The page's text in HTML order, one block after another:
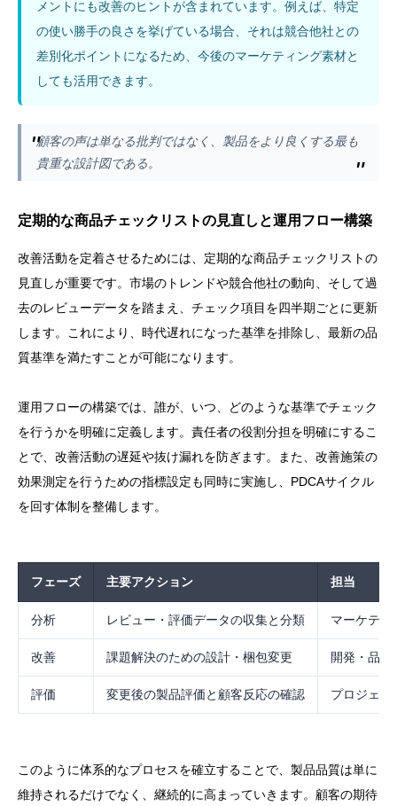
メントにも改善のヒントが含まれています。例えば、特定
の使い勝手の良さを挙げている場合、それは競合他社との
差別化ポイントになるため、今後のマーケティング素材と
しても活用できます。
顧客の声は単なる批判ではなく、製品をより良くする最も
貴重な設計図である。
定期的な商品チェックリストの見直しと運用フロー構築
改善活動を定着させるためには、定期的な商品チェックリストの
見直しが重要です。市場のトレンドや競合他社の動向、そして過
去のレビューデータを踏まえ、チェック項目を四半期ごとに更新
します。これにより、時代遅れになった基準を排除し、最新の品
質基準を満たすことが可能になります。
運用フローの構築では、誰が、いつ、どのような基準でチェック
を行うかを明確に定義します。責任者の役割分担を明確にするこ
とで、改善活動の遅延や抜け漏れを防ぎます。また、改善施策の
効果測定を行うための指標設定も同時に実施し、PDCAサイクル
を回す体制を整備します。
フェーズ 主要アクション 担当
分析 レビュー・評価データの収集と分類 マーケティ
改善 課題解決のための設計・梱包変更 開発・品質
評価 変更後の製品評価と顧客反応の確認 プロジェク
このように体系的なプロセスを確立することで、製品品質は単に
維持されるだけでなく、継続的に高まっていきます。顧客の期待